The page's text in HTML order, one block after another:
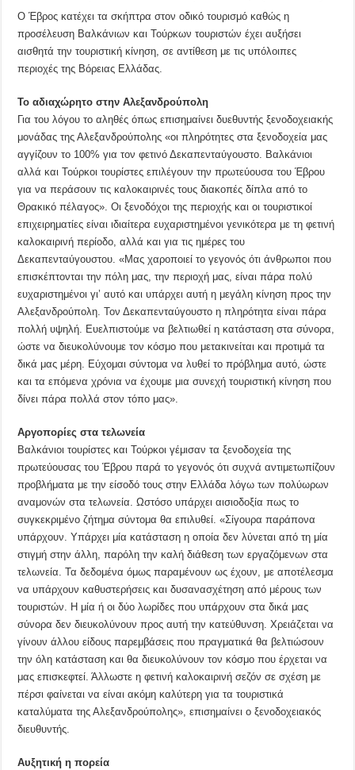
Ο Έβρος κατέχει τα σκήπτρα στον οδικό τουρισμό καθώς η
προσέλευση Βαλκάνιων και Τούρκων τουριστών έχει αυξήσει
αισθητά την τουριστική κίνηση, σε αντίθεση με τις υπόλοιπες
περιοχές της Βόρειας Ελλάδας.
Το αδιαχώρητο στην Αλεξανδρούπολη
Για του λόγου το αληθές όπως επισημαίνει δυεθυντής ξενοδοχειακής
μονάδας της Αλεξανδρούπολης «οι πληρότητες στα ξενοδοχεία μας
αγγίζουν το 100% για τον φετινό Δεκαπενταύγουστο. Βαλκάνιοι
αλλά και Τούρκοι τουρίστες επιλέγουν την πρωτεύουσα του Έβρου
για να περάσουν τις καλοκαιρινές τους διακοπές δίπλα από το
Θρακικό πέλαγος». Οι ξενοδόχοι της περιοχής και οι τουριστικοί
επιχειρηματίες είναι ιδιαίτερα ευχαριστημένοι γενικότερα με τη φετινή
καλοκαιρινή περίοδο, αλλά και για τις ημέρες του
Δεκαπενταύγουστου. «Μας χαροποιεί το γεγονός ότι άνθρωποι που
επισκέπτονται την πόλη μας, την περιοχή μας, είναι πάρα πολύ
ευχαριστημένοι γι’ αυτό και υπάρχει αυτή η μεγάλη κίνηση προς την
Αλεξανδρούπολη. Τον Δεκαπενταύγουστο η πληρότητα είναι πάρα
πολλή υψηλή. Ευελπιστούμε να βελτιωθεί η κατάσταση στα σύνορα,
ώστε να διευκολύνουμε τον κόσμο που μετακινείται και προτιμά τα
δικά μας μέρη. Εύχομαι σύντομα να λυθεί το πρόβλημα αυτό, ώστε
και τα επόμενα χρόνια να έχουμε μια συνεχή τουριστική κίνηση που
δίνει πάρα πολλά στον τόπο μας».
Αργοπορίες στα τελωνεία
Βαλκάνιοι τουρίστες και Τούρκοι γέμισαν τα ξενοδοχεία της
πρωτεύουσας του Έβρου παρά το γεγονός ότι συχνά αντιμετωπίζουν
προβλήματα με την είσοδό τους στην Ελλάδα λόγω των πολύωρων
αναμονών στα τελωνεία. Ωστόσο υπάρχει αισιοδοξία πως το
συγκεκριμένο ζήτημα σύντομα θα επιλυθεί. «Σίγουρα παράπονα
υπάρχουν. Υπάρχει μία κατάσταση η οποία δεν λύνεται από τη μία
στιγμή στην άλλη, παρόλη την καλή διάθεση των εργαζόμενων στα
τελωνεία. Τα δεδομένα όμως παραμένουν ως έχουν, με αποτέλεσμα
να υπάρχουν καθυστερήσεις και δυσανασχέτηση από μέρους των
τουριστών. Η μία ή οι δύο λωρίδες που υπάρχουν στα δικά μας
σύνορα δεν διευκολύνουν προς αυτή την κατεύθυνση. Χρειάζεται να
γίνουν άλλου είδους παρεμβάσεις που πραγματικά θα βελτιώσουν
την όλη κατάσταση και θα διευκολύνουν τον κόσμο που έρχεται να
μας επισκεφτεί. Άλλωστε η φετινή καλοκαιρινή σεζόν σε σχέση με
πέρσι φαίνεται να είναι ακόμη καλύτερη για τα τουριστικά
καταλύματα της Αλεξανδρούπολης», επισημαίνει ο ξενοδοχειακός
διευθυντής.
Αυξητική η πορεία